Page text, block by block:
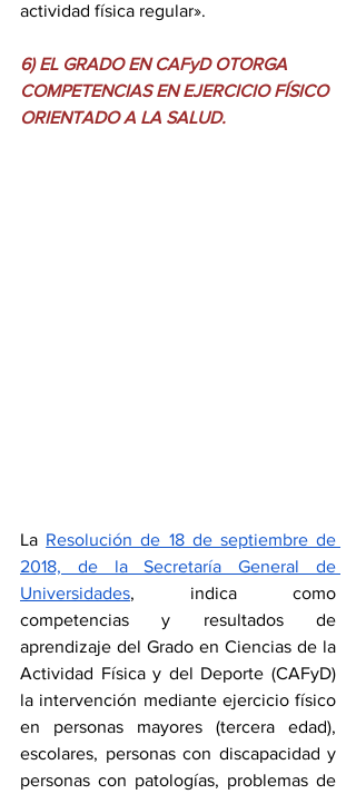
actividad física regular».
6) EL GRADO EN CAFyD OTORGA
COMPETENCIAS EN EJERCICIO FÍSICO
ORIENTADO A LA SALUD.
La Resolución de 18 de septiembre de
2018, de la Secretaría General de
Universidades, indica como
competencias y resultados de
aprendizaje del Grado en Ciencias de la
Actividad Física y del Deporte (CAFyD)
la intervención mediante ejercicio físico
en personas mayores (tercera edad),
escolares, personas con discapacidad y
personas con patologías, problemas de